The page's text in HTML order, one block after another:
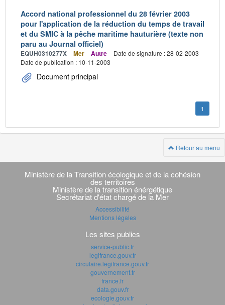
Accord national professionnel du 28 février 2003
pour l'application de la réduction du temps de travail
et du SMIC à la pêche maritime hauturière (texte non
paru au Journal officiel)
EQUH0310277X Mer Autre
Date de signature : 28-02-2003
Date de publication : 10-11-2003
Document principal
1
Retour au menu
Navigation
transverse
Ministère de la Transition écologique et de la cohésion
des territoires
Ministère de la transition énérgétique
Secrétariat d'état chargé de la Mer
Accessibilité
Mentions légales
Les sites publics
service-public.fr
legifrance.gouv.fr
circulaire.legifrance.gouv.fr
gouvernement.fr
france.fr
data.gouv.fr
ecologie.gouv.fr